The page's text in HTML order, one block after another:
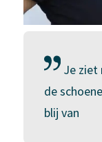
Je ziet
de
blij van